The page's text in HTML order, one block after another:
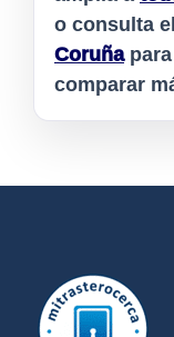
o consulta el
Coruñapara
comparar